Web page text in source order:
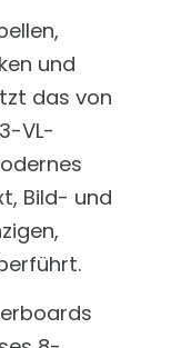
der AI Bot
Unternehmen
Gemeinden mit
und
das von
VL-
Bild- und